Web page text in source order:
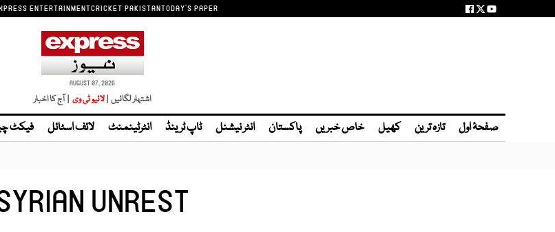
ENTERTAINMENTCRICKET PAKISTANTODAY'S PAPER
AUGUST 07, 2026
اشتہار لگائیں | | آج کا اخبار
صفحۂ اول تازہ ترین کھیل خاص خبریں پاکستان انٹر نیشنل ٹاپ ٹرینڈ انٹرٹینمنٹ لائف اسٹائل فیکٹ
UNREST